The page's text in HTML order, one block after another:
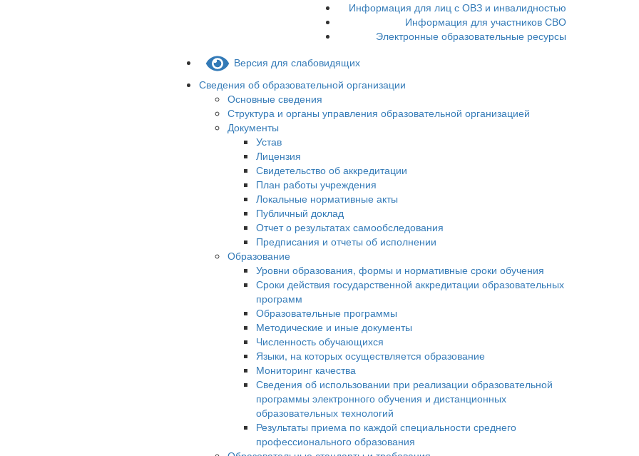
Информация для лиц с ОВЗ и инвалидностью
Информация для участников СВО
Электронные образовательные ресурсы
Версия для слабовидящих
Сведения об образовательной организации
Основные сведения
Структура и органы управления образовательной организацией
Документы
Устав
Лицензия
Свидетельство об аккредитации
План работы учреждения
Локальные нормативные акты
Публичный доклад
Отчет о результатах самообследования
Предписания и отчеты об исполнении
Образование
Уровни образования, формы и нормативные сроки обучения
Сроки действия государственной аккредитации образовательных
программ
Образовательные программы
Методические и иные документы
Численность обучающихся
Языки, на которых осуществляется образование
Мониторинг качества
Сведения об использовании при реализации образовательной
программы электронного обучения и дистанционных
образовательных технологий
Результаты приема по каждой специальности среднего
профессионального образования